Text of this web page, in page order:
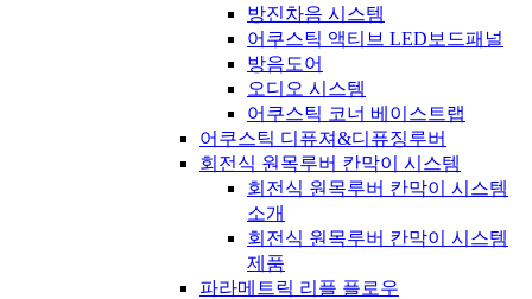
방진차음 시스템
어쿠스틱 액티브 LED보드패널
방음도어
오디오 시스템
어쿠스틱 코너 베이스트랩
어쿠스틱 디퓨져&디퓨징루버
회전식 원목루버 칸막이 시스템
회전식 원목루버 칸막이 시스템
소개
회전식 원목루버 칸막이 시스템
제품
파라메트릭 리플 플로우